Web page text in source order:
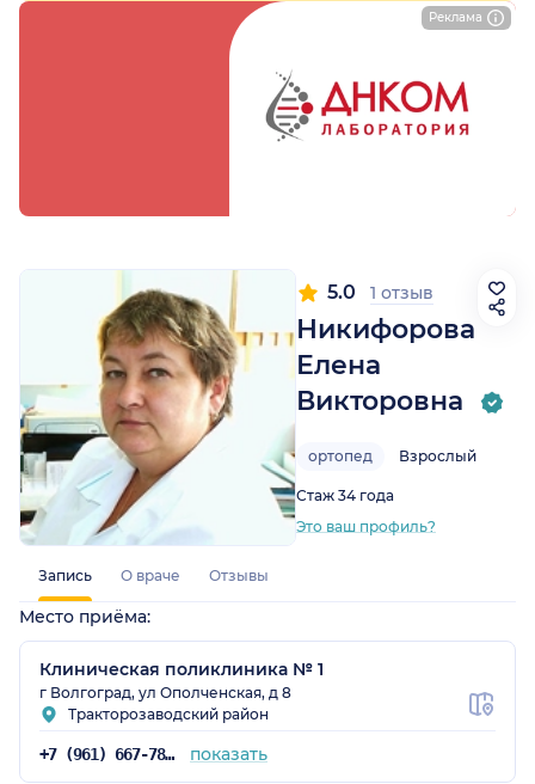
обл.)
Никифорова
Елена
Викторовна
5.0 1 отзыв
ортопед Взрослый
Стаж 34 года
Это ваш профиль?
Реклама
Запись О враче Отзывы
Место приёма:
Клиническая поликлиника № 1
г Волгоград, ул Ополченская, д 8
Тракторозаводский район
+7 (961) 667-78-87 показать